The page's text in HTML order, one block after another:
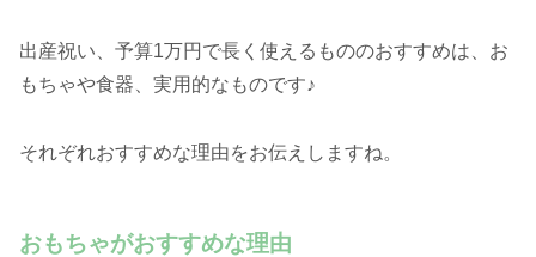
出産祝い、予算1万円で長く使えるもののおすすめは、お
もちゃや食器、実用的なものです♪
それぞれおすすめな理由をお伝えしますね。
おもちゃがおすすめな理由